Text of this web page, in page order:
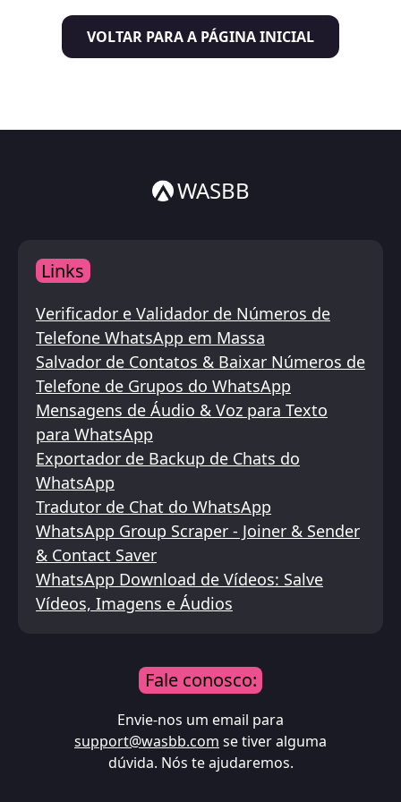
VOLTAR PARA A PÁGINA INICIAL
WASBB
Links
Verificador e Validador de Números de
Telefone WhatsApp em Massa
Salvador de Contatos & Baixar Números de
Telefone de Grupos do WhatsApp
Mensagens de Áudio & Voz para Texto
para WhatsApp
Exportador de Backup de Chats do
WhatsApp
Tradutor de Chat do WhatsApp
WhatsApp Group Scraper - Joiner & Sender
& Contact Saver
WhatsApp Download de Vídeos: Salve
Vídeos, Imagens e Áudios
Fale conosco:
Envie-nos um email para
support@wasbb.com se tiver alguma
dúvida. Nós te ajudaremos.